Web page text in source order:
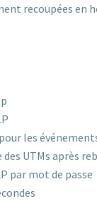
recoupées en
les
UTMs après
par mot de passe